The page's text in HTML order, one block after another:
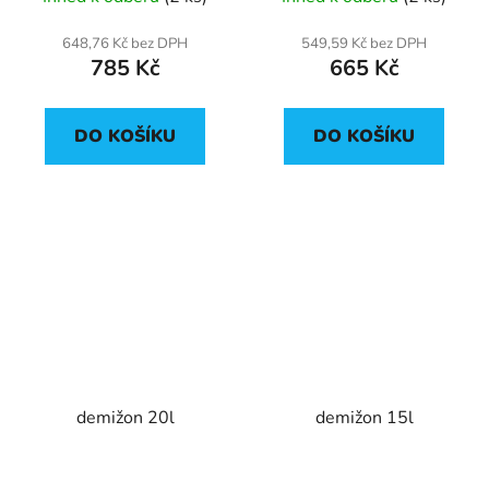
648,76 Kč bez DPH
785 Kč
DO KOŠÍKU
549,59 Kč bez DPH
665 Kč
DO KOŠÍKU
demižon 20l demižon 15l